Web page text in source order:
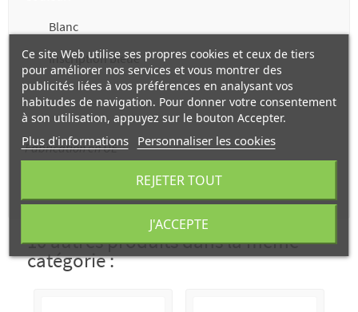
Blanc
Inscription bleue
Fabrication en UE
10 autres produits dans la même
catégorie :
Ce site Web utilise ses propres cookies et ceux de tiers
pour améliorer nos services et vous montrer des
publicités liées à vos préférences en analysant vos
habitudes de navigation. Pour donner votre consentement
à son utilisation, appuyez sur le bouton Accepter.
Plus d'informations Personnaliser les cookies
REJETER TOUT
J'ACCEPTE